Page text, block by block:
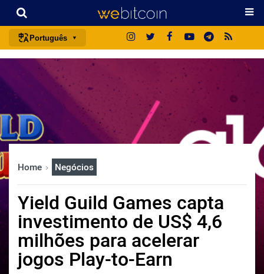
Português
português (BR)
english
français
italiano
日本語
русский
한국어
العربية
ไทย
Home Negócios
Yield Guild Games capta
investimento de US$ 4,6
milhões para acelerar
jogos Play-to-Earn